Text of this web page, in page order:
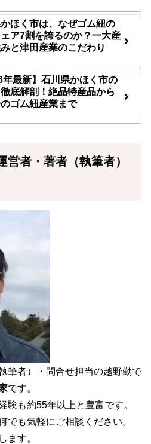
ほく市は、なぜゴム紐の
ア7割を誇るのか？一大産
と津田産業のこだわり
年最新】石川県かほく市の
底解剖！絶品特産品から
のゴム紐産業まで
営者・著者（執筆者）
筆者）・問合せ担当の越野勤で
です。
も約55年以上と豊富です。
でも気軽にご相談ください。
ます。